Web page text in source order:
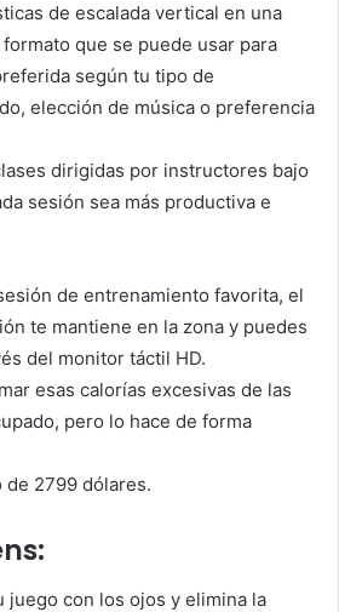
de escalada vertical en una
que se puede usar para
según tu tipo de
elección de música o preferencia
dirigidas por instructores bajo
sesión sea más productiva e
de entrenamiento favorita, el
te mantiene en la zona y puedes
del monitor táctil HD.
esas calorías excesivas de las
pero lo hace de forma
2799 dólares.
juego con los ojos y elimina la